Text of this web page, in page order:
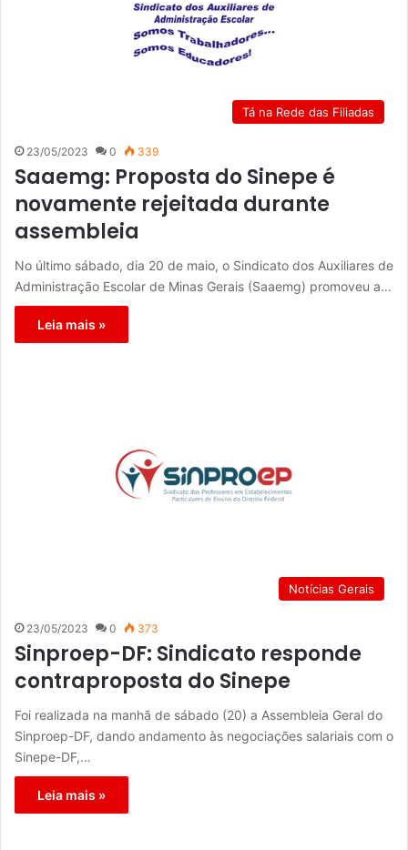
Tá na Rede das Filiadas
23/05/2023 0 339
Saaemg: Proposta do Sinepe é
novamente rejeitada durante
assembleia
No último sábado, dia 20 de maio, o Sindicato dos Auxiliares de
Administração Escolar de Minas Gerais (Saaemg) promoveu a…
Leia mais »
Notícias Gerais
23/05/2023 0 373
Sinproep-DF: Sindicato responde
contraproposta do Sinepe
Foi realizada na manhã de sábado (20) a Assembleia Geral do
Sinproep-DF, dando andamento às negociações salariais com o
Sinepe-DF,…
Leia mais »